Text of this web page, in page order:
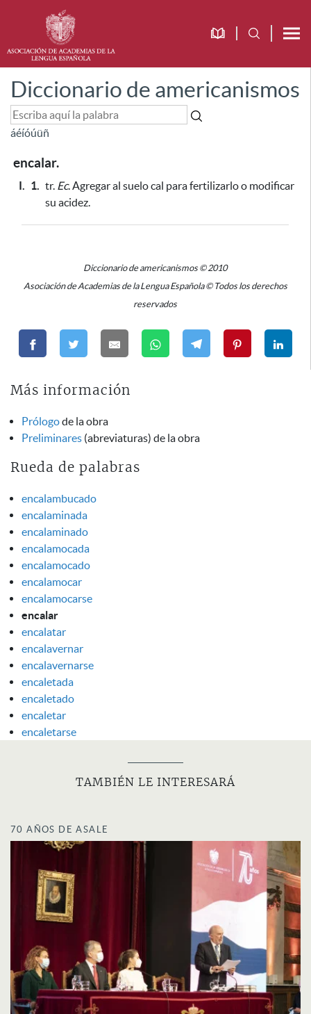
Diccionario de americanismos
áéíóúüñ
encalar.
I. 1. tr. Ec. Agregar al suelo cal para fertilizarlo o modificar
su acidez.
Diccionario de americanismos © 2010
Asociación de Academias de la Lengua Española © Todos los derechos
reservados
Más información
Prólogode la obra
Preliminares (abreviaturas) de la obra
Rueda de palabras
encalambucado
encalaminada
encalaminado
encalamocada
encalamocado
encalamocar
encalamocarse
encalar
encalatar
encalavernar
encalavernarse
encaletada
encaletado
encaletar
encaletarse
TAMBIÉN LE INTERESARÁ
70 AÑOS DE ASALE